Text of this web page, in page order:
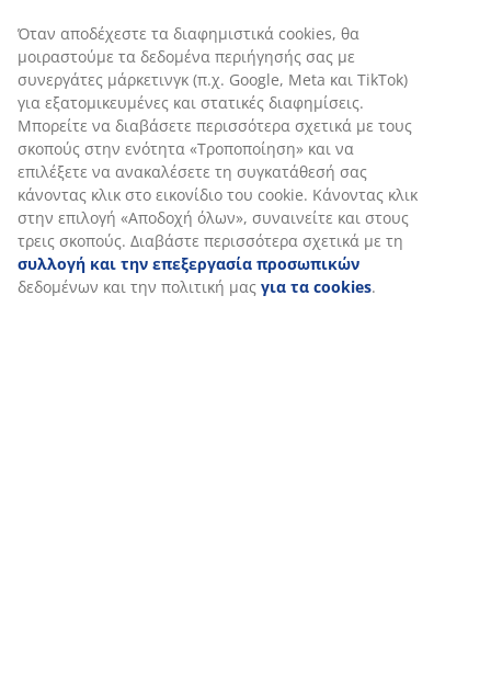
Όταν αποδέχεστε τα διαφημιστικά cookies, θα
μοιραστούμε τα δεδομένα περιήγησής σας με
συνεργάτες μάρκετινγκ (π.χ. Google, Meta και TikTok)
για εξατομικευμένες και στατικές διαφημίσεις.
Μπορείτε να διαβάσετε περισσότερα σχετικά με τους
σκοπούς στην ενότητα «Τροποποίηση» και να
επιλέξετε να ανακαλέσετε τη συγκατάθεσή σας
κάνοντας κλικ στο εικονίδιο του cookie. Κάνοντας κλικ
στην επιλογή «Αποδοχή όλων», συναινείτε και στους
τρεις σκοπούς. Διαβάστε περισσότερα σχετικά με τη
συλλογή και την επεξεργασία προσωπικών
δεδομένων και την πολιτική μας για τα cookies.